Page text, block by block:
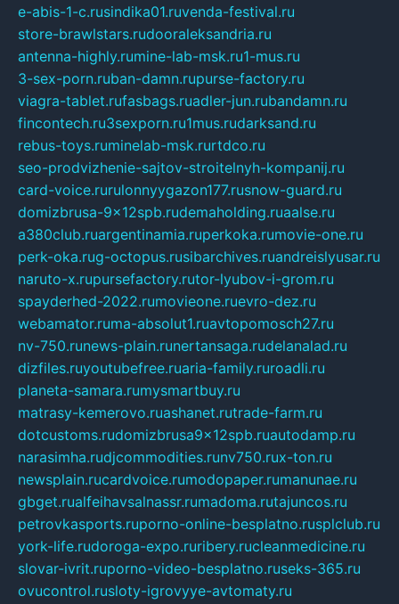
e-abis-1-c.rusindika01.ruvenda-festival.ru
store-brawlstars.rudooraleksandria.ru
antenna-highly.rumine-lab-msk.ru1-mus.ru
3-sex-porn.ruban-damn.rupurse-factory.ru
viagra-tablet.rufasbags.ruadler-jun.rubandamn.ru
fincontech.ru3sexporn.ru1mus.rudarksand.ru
rebus-toys.ruminelab-msk.rurtdco.ru
seo-prodvizhenie-sajtov-stroitelnyh-kompanij.ru
card-voice.rurulonnyygazon177.rusnow-guard.ru
domizbrusa-9x12spb.rudemaholding.ruaalse.ru
a380club.ruargentinamia.ruperkoka.rumovie-one.ru
perk-oka.rug-octopus.rusibarchives.ruandreislyusar.ru
naruto-x.rupursefactory.rutor-lyubov-i-grom.ru
spayderhed-2022.rumovieone.ruevro-dez.ru
webamator.ruma-absolut1.ruavtopomosch27.ru
nv-750.runews-plain.runertansaga.rudelanalad.ru
dizfiles.ruyoutubefree.ruaria-family.ruroadli.ru
planeta-samara.rumysmartbuy.ru
matrasy-kemerovo.ruashanet.rutrade-farm.ru
dotcustoms.rudomizbrusa9x12spb.ruautodamp.ru
narasimha.rudjcommodities.runv750.rux-ton.ru
newsplain.rucardvoice.rumodopaper.rumanunae.ru
gbget.rualfeihavsalnassr.rumadoma.rutajuncos.ru
petrovkasports.ruporno-online-besplatno.rusplclub.ru
york-life.rudoroga-expo.ruribery.rucleanmedicine.ru
slovar-ivrit.ruporno-video-besplatno.ruseks-365.ru
ovucontrol.rusloty-igrovyye-avtomaty.ru